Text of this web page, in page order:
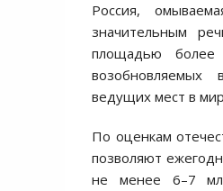
Россия,
значительным
площадью
возобновляемых
ведущих мест в
По оценкам
позволяют
не менее 6–7